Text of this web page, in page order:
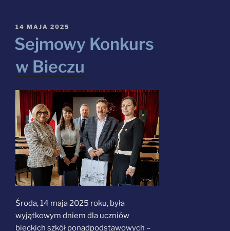
Wiedzy
w Bobowej”
OPUBLIKOWANE
14 MAJA 2025
Sejmowy Konkurs
w Bieczu
Środa, 14 maja 2025 roku, była
wyjątkowym dniem dla uczniów
bieckich szkół ponadpodstawowych –